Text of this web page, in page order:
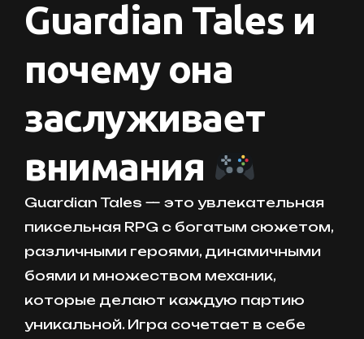
Guardian Tales и
почему она
заслуживает
внимания
Guardian Tales — это увлекательная
пиксельная RPG с богатым сюжетом,
различными героями, динамичными
боями и множеством механик,
которые делают каждую партию
уникальной. Игра сочетает в себе